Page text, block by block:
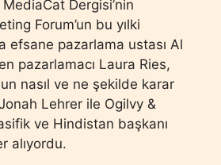
Dergisi’nin
Forum’un bu yılki
efsane pazarlama ustası Al
pazarlamacı Laura Ries,
nasıl ve ne şekilde karar
Lehrer ile Ogilvy &
ve Hindistan başkanı
alıyordu.